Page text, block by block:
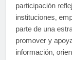
participación
instituciones,
parte de una
promover y
información,